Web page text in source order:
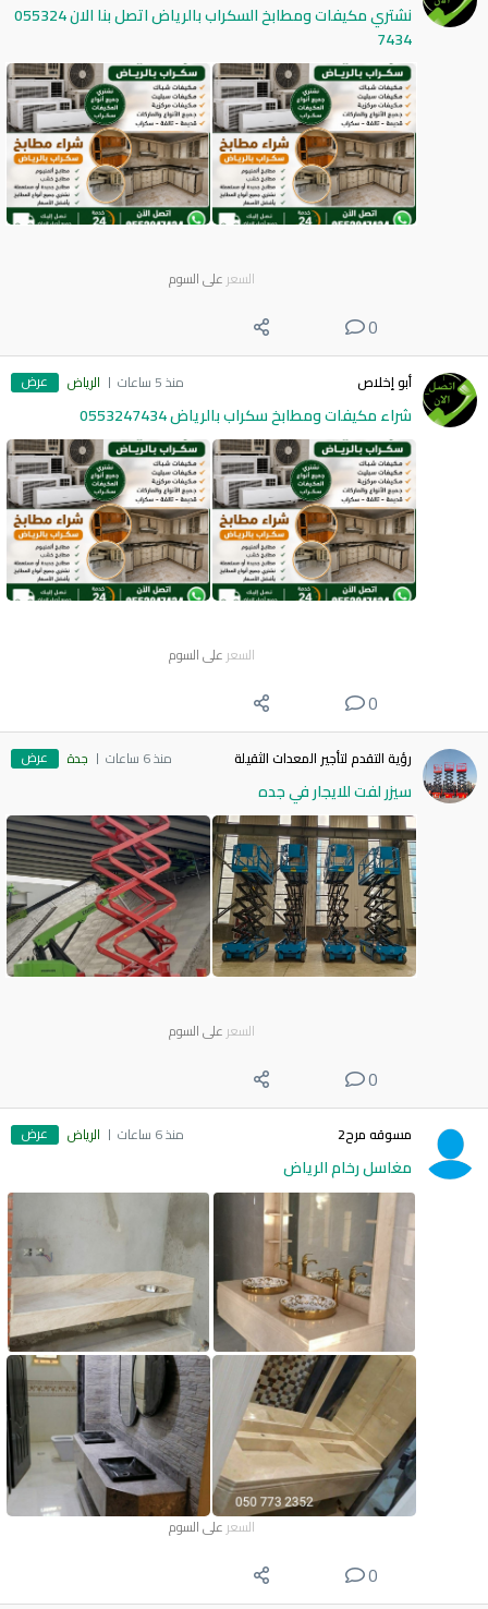
نشتري مكيفات ومطابخ السكراب بالرياض اتصل بنا الان 055324
7434
السعر على السوم
0
أبو إخلاص منذ 5 ساعات الرياض عرض
شراء مكيفات ومطابخ سكراب بالرياض 0553247434
السعر على السوم
0
رؤية التقدم لتأجير المعدات الثقيلة منذ 6 ساعات جدة عرض
سيزر لفت للايجار في جده
السعر على السوم
0
مسوقه مرح2 منذ 6 ساعات الرياض عرض
مغاسل رخام الرياض
السعر على السوم
0